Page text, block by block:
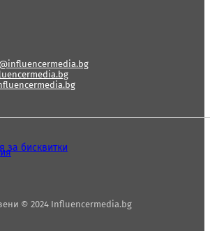
© 2024 Influencermedia.bg
за бисквитки